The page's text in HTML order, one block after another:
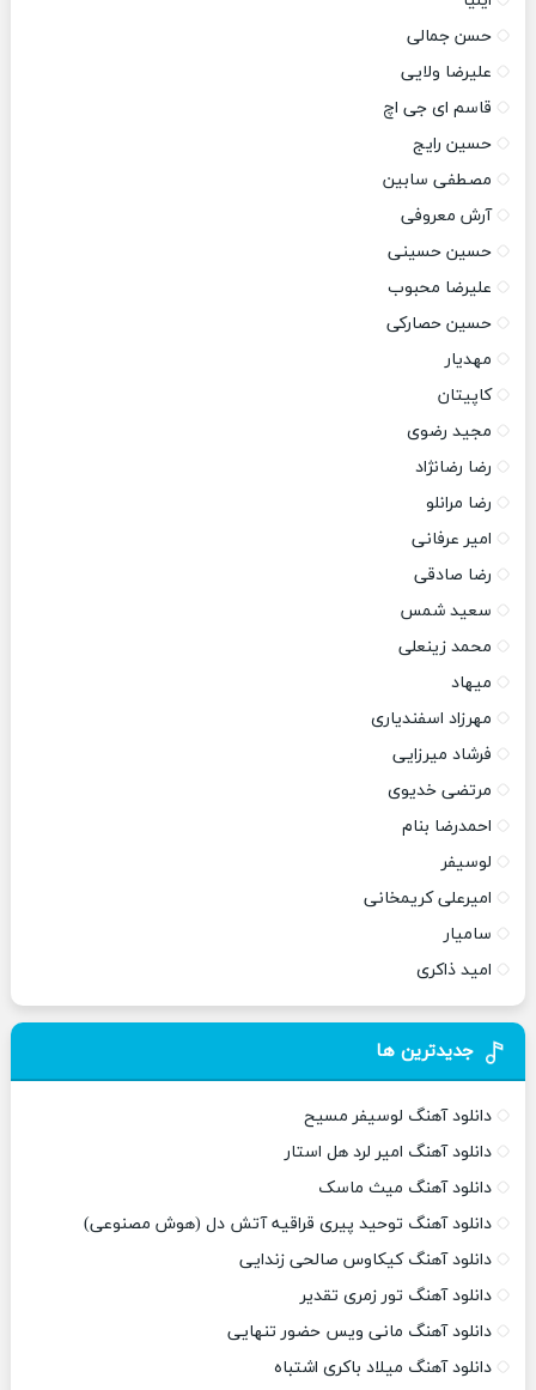
حسن جمالی
علیرضا ولایی
قاسم ای جی اچ
حسین رایج
مصطفی سابین
آرش معروفی
حسین حسینی
علیرضا محبوب
حسین حصارکی
مهدیار
کاپیتان
مجید رضوی
رضا رضانژاد
رضا مرانلو
امیر عرفانی
رضا صادقی
سعید شمس
محمد زینعلی
میهاد
مهرزاد اسفندیاری
فرشاد میرزایی
مرتضی خدیوی
احمدرضا بنام
لوسیفر
امیرعلی کریمخانی
سامیار
امید ذاکری
جدیدترین ها
دانلود آهنگ لوسیفر مسیح
دانلود آهنگ امیر لرد هل استار
دانلود آهنگ میث ماسک
دانلود آهنگ توحید پیری قراقیه آتش دل (هوش مصنوعی)
دانلود آهنگ کیکاوس صالحی زندایی
دانلود آهنگ تور زمری تقدیر
دانلود آهنگ مانی ویس حضور تنهایی
دانلود آهنگ میلاد باکری اشتباه